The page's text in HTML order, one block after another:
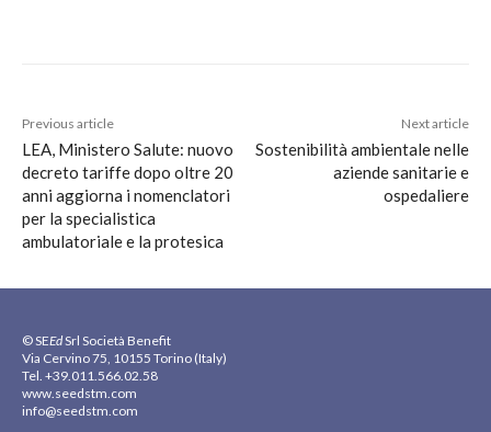
Previous article
LEA, Ministero Salute: nuovo
decreto tariffe dopo oltre 20
anni aggiorna i nomenclatori
per la specialistica
ambulatoriale e la protesica
Next article
Sostenibilità ambientale nelle
aziende sanitarie e
ospedaliere
© SEEdSrl Società Benefit
Via Cervino 75, 10155 Torino (Italy)
Tel. +39.011.566.02.58
www.seedstm.com
info@seedstm.com